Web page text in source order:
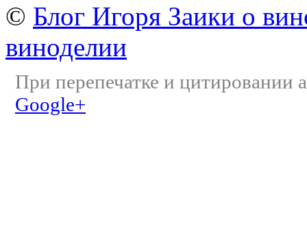
© Блог Игоря Заики о
виноделии
При перепечатке и цитировании
Google+